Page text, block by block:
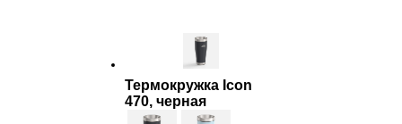
Термокружка Icon
470, черная